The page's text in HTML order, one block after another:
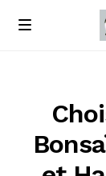
Passer
Passer
M
À propos de
Contact